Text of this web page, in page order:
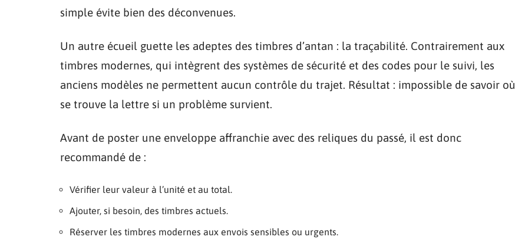
simple évite bien des déconvenues.
Un autre écueil guette les adeptes des timbres d’antan : la traçabilité. Contrairement aux
timbres modernes, qui intègrent des systèmes de sécurité et des codes pour le suivi, les
anciens modèles ne permettent aucun contrôle du trajet. Résultat : impossible de savoir où
se trouve la lettre si un problème survient.
Avant de poster une enveloppe affranchie avec des reliques du passé, il est donc
recommandé de :
Vérifier leur valeur à l’unité et au total.
Ajouter, si besoin, des timbres actuels.
Réserver les timbres modernes aux envois sensibles ou urgents.